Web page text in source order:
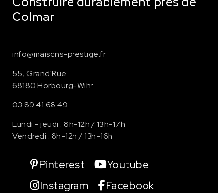
Colmar
info@maisons-prestige.fr
55, Grand'Rue
68180 Horbourg-Wihr
03 89 41 68 49
Lundi - jeudi : 8h-12h / 13h-17h
Vendredi : 8h-12h / 13h-16h
Pinterest
Youtube
Instagram
Facebook